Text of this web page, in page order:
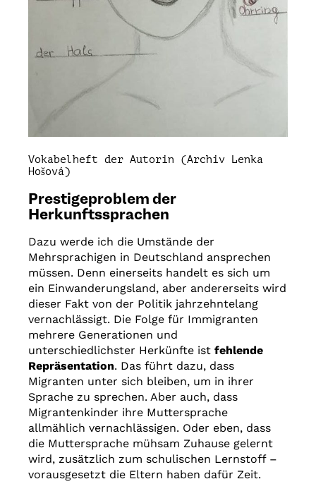
Vokabelheft der Autorin (Archiv Lenka
Hošová)
Prestigeproblem der
Herkunftssprachen
Dazu werde ich die Umstände der
Mehrsprachigen in Deutschland ansprechen
müssen. Denn einerseits handelt es sich um
ein Einwanderungsland, aber andererseits wird
dieser Fakt von der Politik jahrzehntelang
vernachlässigt. Die Folge für Immigranten
mehrere Generationen und
unterschiedlichster Herkünfte ist fehlende
Repräsentation. Das führt dazu, dass
Migranten unter sich bleiben, um in ihrer
Sprache zu sprechen. Aber auch, dass
Migrantenkinder ihre Muttersprache
allmählich vernachlässigen. Oder eben, dass
die Muttersprache mühsam Zuhause gelernt
wird, zusätzlich zum schulischen Lernstoff –
vorausgesetzt die Eltern haben dafür Zeit.